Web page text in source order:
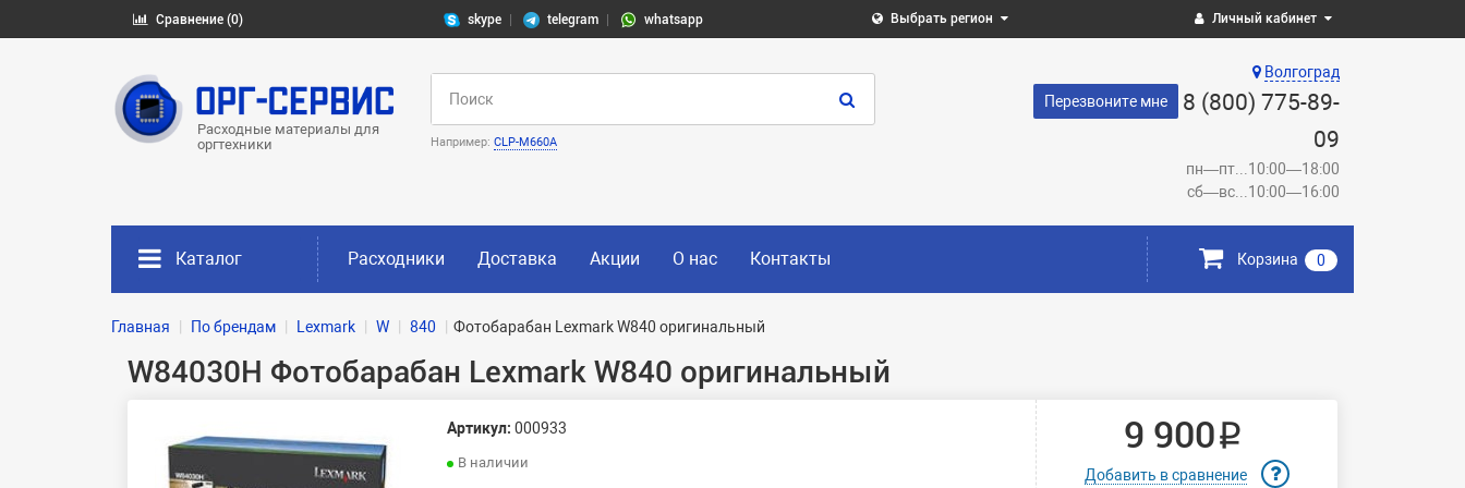
Сравнение (0) skype telegram whatsapp Выбрать регион Личный кабинет
Расходные материалы для
оргтехники
Например: CLP-M660A
Волгоград
Перезвоните мне
8 (800) 775-89-
09
пн—пт...10:00—18:00
сб—вс...10:00—16:00
Каталог Расходники Доставка Акции О нас Контакты Корзина 0
Главная По брендам Lexmark W 840 Фотобарабан Lexmark W840 оригинальный
W84030H Фотобарабан Lexmark W840 оригинальный
Артикул: 000933
В наличии
9 900 ₽
Добавить в сравнение